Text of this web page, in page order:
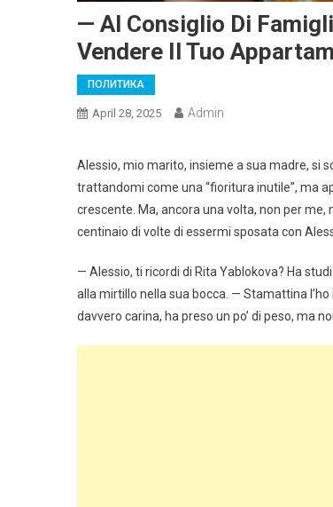
— Al Consiglio Di
Vendere Il Tuo
ПОЛИТИКА
April 28, 2025 Admin
Alessio, mio marito, insieme a sua madre, si
trattandomi come una “fioritura inutile”, ma
crescente. Ma, ancora una volta, non per
centinaio di volte di essermi sposata con
— Alessio, ti ricordi di Rita Yablokova? Ha
alla mirtillo nella sua bocca. — Stamattina
davvero carina, ha preso un po’ di peso, ma